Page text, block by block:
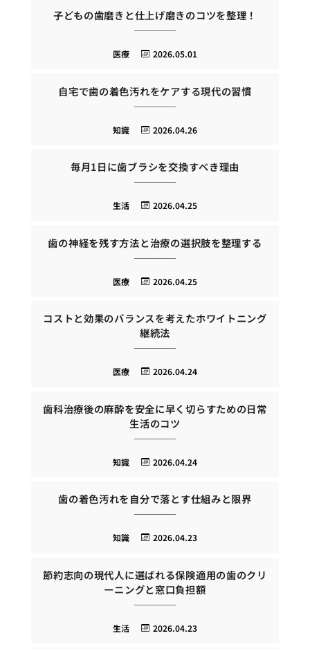
子どもの歯磨きと仕上げ磨きのコツを整理！
2026.05.01
医療
自宅で歯の着色汚れをケアする現代の習慣
2026.04.26
知識
毎月1日に歯ブラシを交換すべき理由
2026.04.25
生活
歯の神経を残す方法と治療の選択肢を整理する
2026.04.25
医療
コストと効果のバランスを考えたホワイトニング
継続法
2026.04.24
医療
歯科治療後の麻酔を安全に早く切らすための日常
生活のコツ
2026.04.24
知識
歯の着色汚れを自分で落とす仕組みと限界
2026.04.23
知識
節約志向の現代人に選ばれる保険適用の歯のクリ
ーニングと窓口負担額
2026.04.23
生活